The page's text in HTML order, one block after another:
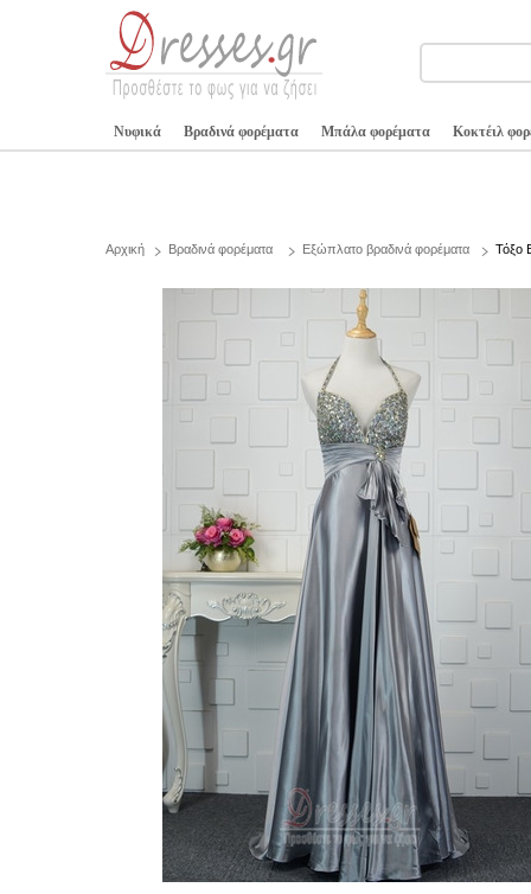
Νυφικά Βραδινά φορέματα Μπάλα φορέματα Κοκτέιλ
Αρχική Βραδινά φορέματα Εξώπλατο βραδινά φορέματα Τόξο